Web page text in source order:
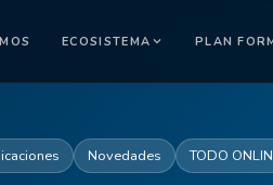
ECOSISTEMA PLAN
Novedades TODO